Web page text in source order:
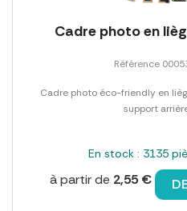
Cadre photo en
Référence
Cadre photo éco-friendly en
support
En stock : 3135
à partir de 2,55 €